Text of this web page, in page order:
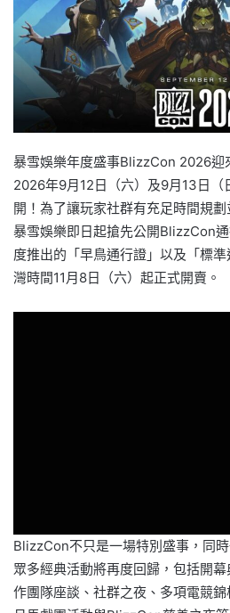
暴雪娛樂年度盛事BlizzCon 2026迎
2026年9月12日（六）及9月13日（
開！為了讓玩家社群有充足時間規劃
暴雪娛樂即日起搶先公開BlizzCon
度推出的「早鳥通行證」以及「標
灣時間11月8日（六）起正式開賣。
BlizzCon不只是一場特別盛事，同
眾多經典活動將再度回歸，包括開
作團隊座談、社群之夜、多項電競